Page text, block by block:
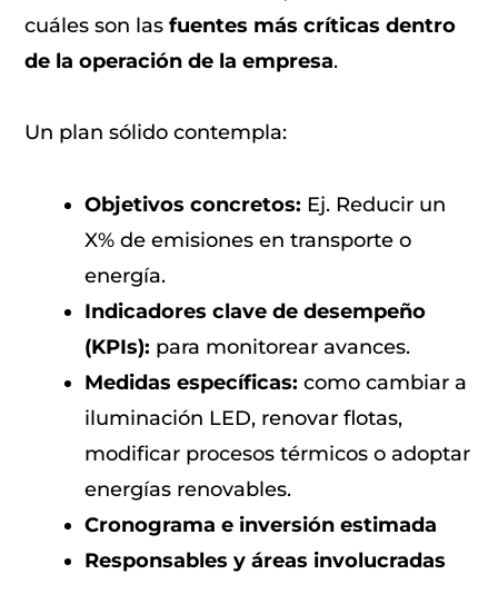
cuáles son lasfuentes más críticas dentro
de la operación de la empresa.
Un plan sólido contempla:
Objetivos concretos: Ej. Reducir un
X% de emisiones en transporte o
energía.
Indicadores clave de desempeño
(KPIs): para monitorear avances.
Medidas específicas: como cambiar a
iluminación LED, renovar flotas,
modificar procesos térmicos o adoptar
energías renovables.
Cronograma e inversión estimada
Responsables y áreas involucradas